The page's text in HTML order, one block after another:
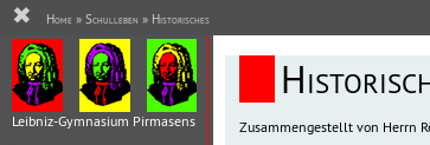
Leibniz-Gymnasium Pirmasens Zusammengestellt von Herrn
✖ Home » Schulleben » Historisches